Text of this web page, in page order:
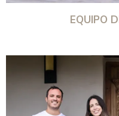
EQUIPO